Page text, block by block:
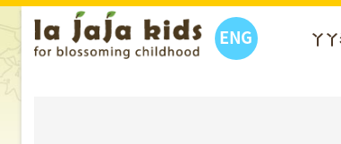
ENG 丫